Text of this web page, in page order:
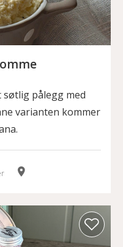
pålegg med
varianten kommer